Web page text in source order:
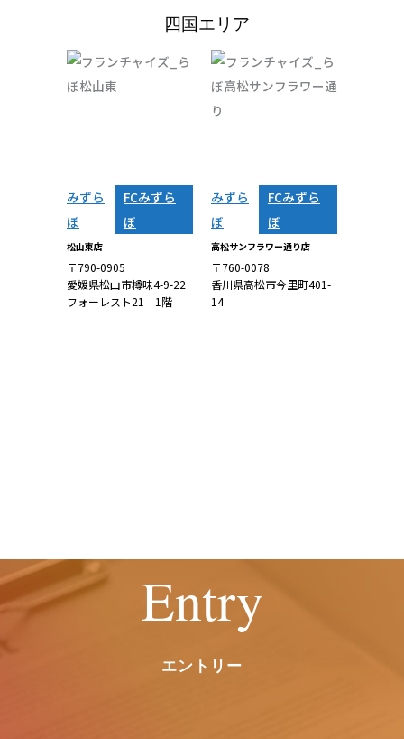
四国エリア
みずら
ぼ
FCみずら
ぼ
松山東店
〒790-0905
愛媛県松山市樽味4-9-22
フォーレスト21 1階
みずら
ぼ
FCみずら
ぼ
高松サンフラワー通り店
〒760-0078
香川県高松市今里町401-
14
Entry
エントリー